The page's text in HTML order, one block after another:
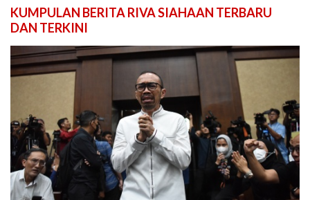
KUMPULAN BERITA RIVA SIAHAAN TERBARU
DAN TERKINI